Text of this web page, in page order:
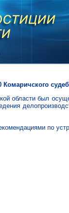
области был
по